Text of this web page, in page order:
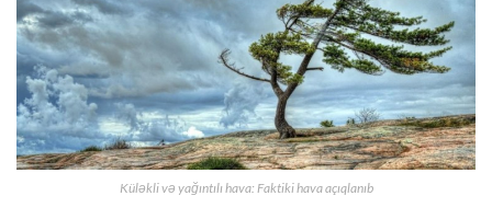
Küləkli və yağıntılı hava: Faktiki hava açıqlanıb